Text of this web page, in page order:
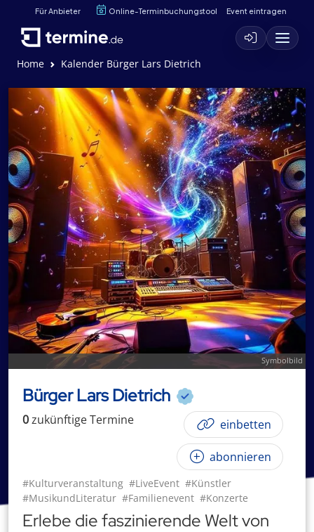
Für Anbieter Online-Terminbuchungstool Event eintragen
Home Kalender Bürger Lars Dietrich
Symbolbild
Bürger Lars Dietrich
0zukünftigeTermine einbetten
abonnieren
#Kulturveranstaltung #LiveEvent #Künstler
#MusikundLiteratur #Familienevent #Konzerte
Erlebe die faszinierende Welt von